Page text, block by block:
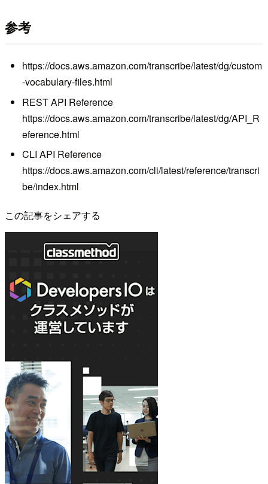
参考
https://docs.aws.amazon.com/transcribe/latest/dg/custom
-vocabulary-files.html
REST API Reference
https://docs.aws.amazon.com/transcribe/latest/dg/API_R
eference.html
CLI API Reference
https://docs.aws.amazon.com/cli/latest/reference/transcri
be/index.html
この記事をシェアする